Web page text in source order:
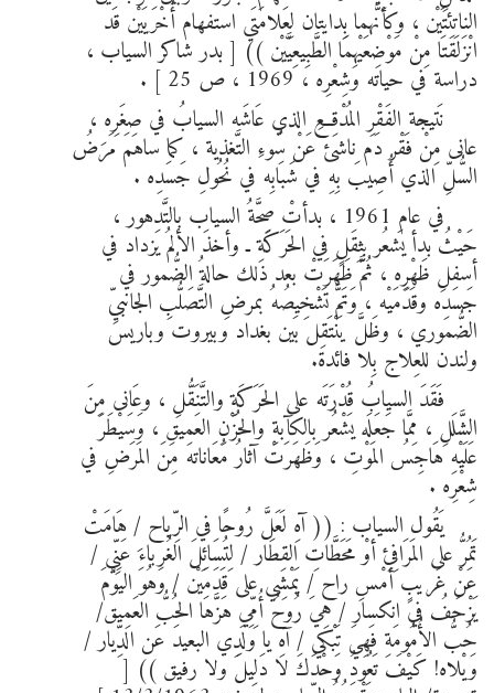
الناتئتَيْن ، وكأنَّهما بِدايتان لِعَلامَتَي استفهام أُخْرَيَيْن قَد
انْزَلَقَتَا مِنْ مَوْضِعَيْهِمَا الطَّبِيعِيَّيْن )) [ بدر شاكر السياب ،
دراسة في حياته وشِعْرِه ، 1969 ، ص 25 ] .
نَتيجة الفَقْرِ المُدْقِعِ الذي عَاشَه السيابُ في صِغَرِه ،
عانى مِنْ فَقْر دَم ناشئ عَنْ سُوءِ التَّغذية ، كما ساهمَ مَرَضُ
السُّلِّ الذي أُصِيبَ بِهِ في شَبَابِه في نُحُولِ جَسَدِه .
في عام 1961 ، بدأتْ صِحَّةُ السياب بالتَّدهور ،
حَيْثُ بدأ يَشعُر بِثِقَلٍ في الحَرَكَةِ ـ وأخذَ الألمُ يَزداد في
أسفلِ ظَهْرِه ، ثُمَّ ظَهَرَتْ بعد ذلك حالةُ الضُّمور في
جَسَدِه وقَدَمَيْه ، وَتَمَّ تَشْخِيصُهُ بمرضِ التَّصَلُّبِ الجانبيِّ
الضُّموري ، وظَلَّ يَنْتَقِل بَين بغداد وبيروت وباريس
ولندن للعِلاج بِلا فائدة.
فَقَدَ السيابُ قُدْرَتَه على الحَرَكَةِ والتَّنَقُّلِ ، وعَانى مِنَ
الشَّلَلِ ، مِمَّا جَعَلَه يَشْعُر بالكآبةِ والحُزْنِ العَمِيقِ ، وَسَيْطَرَ
عَلَيْهِ هَاجِسُ المَوْتِ ، وَظَهَرَتْ آثارُ مُعَاناته مِنَ المَرَضِ في
شِعْرِه .
يَقُول السياب : (( آهِ لَعَلَّ رُوحًا في الرِّياح / هَامَتْ
تَمُرُّ على المَرَافِئِ أوْ مَحَطَّاتِ القِطَار / لِتُسَائِلَ الغُرباءَ عَنِّي /
عَنْ غَريبٍ أمْسِ راح / يَمْشِي على قَدَمَيْن / وَهُوَ اليَوْمَ
يَزْحَفُ في انكسار / هِيَ رُوحُ أُمِّي هَزَّهَا الحُبُّ العَمِيق/
حُبُّ الأُمُومَةِ فَهِيَ تَبْكي / آهِ يا وَلَدِي البعيدَ عَن الدِّيار /
وَيْلاه! كَيْفَ تَعُودُ وَحْدَكَ لا دَلِيلَ ولا رفيق )) [